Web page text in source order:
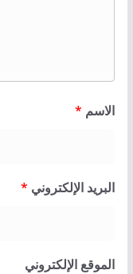
الاسم *
البريد الإلكتروني *
الموقع الإلكتروني